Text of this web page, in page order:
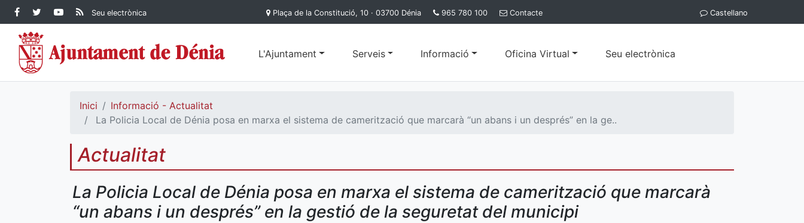
Contingut principal
Facebook Ajuntament de
Dénia
Twitter Ajuntament de
Dénia
YouTube Ajuntament
de Dénia
RSS Actualitat
Ajuntament de
Seu electrònica Plaça de la Constitució, 10 · 03700 Dénia 965 780 100 Contacte Castellano
L'Ajuntament Serveis Informació Oficina Virtual Seu electrònica
Inici
Informació - Actualitat
La Policia Local de Dénia posa en marxa el sistema de camerització que marcarà “un abans i un després” en la ge..
Actualitat
La Policia Local de Dénia posa en marxa el sistema de camerització que marcarà
“un abans i un després” en la gestió de la seguretat del municipi